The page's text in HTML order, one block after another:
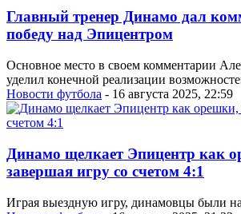
Главный тренер Динамо дал
победу над Эпицентром
Основное место в своем комментарии
уделил конечной реализации
Новости футбола - 16 августа 2025, 22:59
Динамо щелкает Эпицентр как
завершая игру со счетом 4:1
Играя выездную игру, динамовцы были